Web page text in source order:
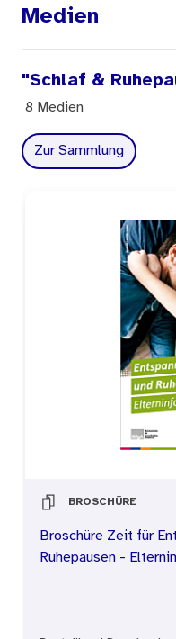
Medien
"Schlaf &
8 Medien
Zur Sammlung
BROSCHÜRE
Broschüre Zeit für
Ruhepausen -